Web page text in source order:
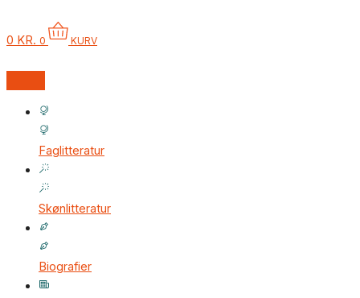
0 KR. 0 KURV
Faglitteratur
Skønlitteratur
Biografier